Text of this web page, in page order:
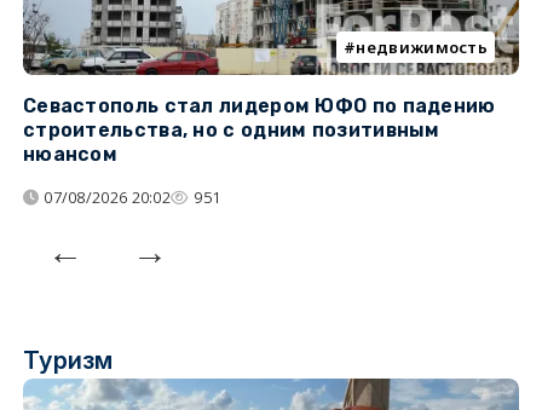
недвижимость
Севастополь стал лидером ЮФО по падению
строительства, но с одним позитивным
нюансом
07/08/2026 20:02 951
Туризм